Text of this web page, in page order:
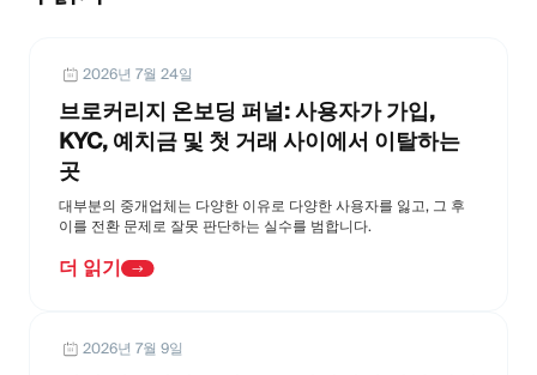
2026년 7월 24일
브로커리지 온보딩 퍼널: 사용자가 가입,
KYC, 예치금 및 첫 거래 사이에서 이탈하는
곳
대부분의 중개업체는 다양한 이유로 다양한 사용자를 잃고, 그 후
이를 전환 문제로 잘못 판단하는 실수를 범합니다.
더 읽기
2026년 7월 9일